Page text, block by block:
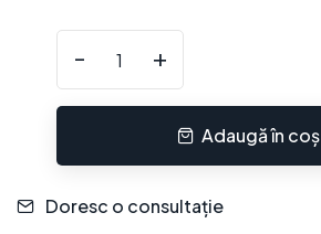
- +
Adaugă în coș
Doresc o consultație